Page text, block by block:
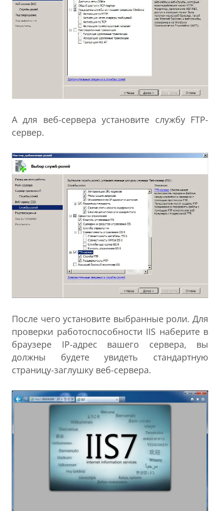
А для веб-сервера установите службу FTP-
сервер.
После чего установите выбранные роли. Для
проверки работоспособности IIS наберите в
браузере IP-адрес вашего сервера, вы
должны будете увидеть стандартную
страницу-заглушку веб-сервера.